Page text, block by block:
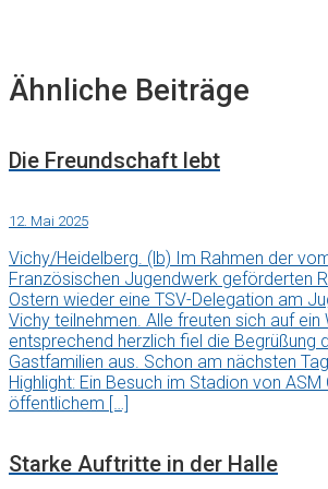
Ähnliche Beiträge
Die Freundschaft lebt
12. Mai 2025
Vichy/Heidelberg. (lb) Im Rahmen der
Französischen Jugendwerk geförderten
Ostern wieder eine TSV-Delegation am
Vichy teilnehmen. Alle freuten sich auf ein
entsprechend herzlich fiel die Begrüßung
Gastfamilien aus. Schon am nächsten
Highlight: Ein Besuch im Stadion von
öffentlichem […]
Starke Auftritte in der Halle